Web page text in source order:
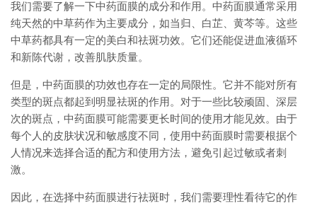
我们需要了解一下中药面膜的成分和作用。中药面膜通常采用
纯天然的中草药作为主要成分，如当归、白芷、黄芩等。这些
中草药都具有一定的美白和祛斑功效。它们还能促进血液循环
和新陈代谢，改善肌肤质量。
但是，中药面膜的功效也存在一定的局限性。它并不能对所有
类型的斑点都起到明显祛斑的作用。对于一些比较顽固、深层
次的斑点，中药面膜可能需要更长时间的使用才能见效。由于
每个人的皮肤状况和敏感度不同，使用中药面膜时需要根据个
人情况来选择合适的配方和使用方法，避免引起过敏或者刺
激。
因此，在选择中药面膜进行祛斑时，我们需要理性看待它的作